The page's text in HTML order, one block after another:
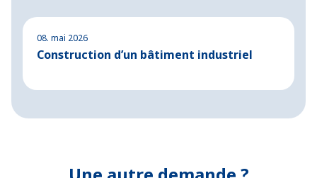
08. mai 2026
Construction d’un bâtiment industriel